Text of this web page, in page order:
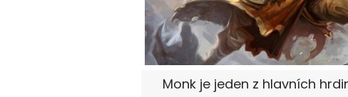
Monk je jeden z hlavních